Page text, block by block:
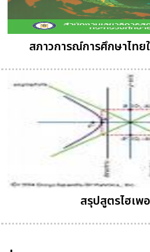
สภาวการณ์การศึกษาไทย
สรุปสูตรไฮเพ